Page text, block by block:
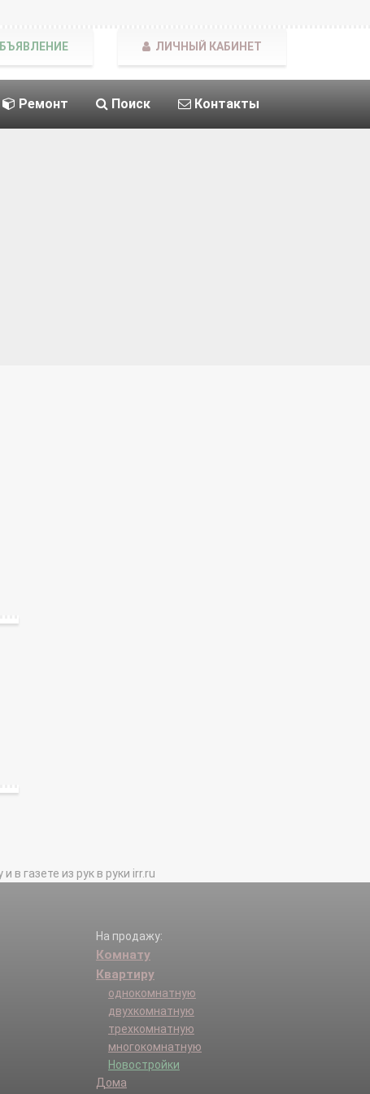
Ремонт Поиск Контакты
ЛИЧНЫЙ КАБИНЕТ
газете из рук в руки irr.ru
На продажу:
Комнату
Квартиру
однокомнатную
двухкомнатную
трехкомнатную
многокомнатную
Новостройки
Дома